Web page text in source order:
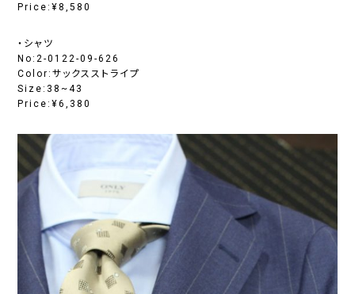
Price:¥8,580
・シャツ
No:2-0122-09-626
Color:サックスストライプ
Size:38~43
Price:¥6,380